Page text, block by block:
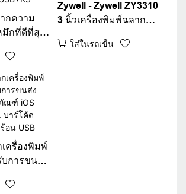
กความ
มึกที่ดีที่สุด
พิมพ์
Zywell - Zywell ZY3310
3 นิ้วเครื่องพิมพ์ฉลาก
ตาราง win xp/7/8/10
ใส่ในรถเข็น
ครื่องพิมพ์
การขนส่ง
. บาร์โค้ด